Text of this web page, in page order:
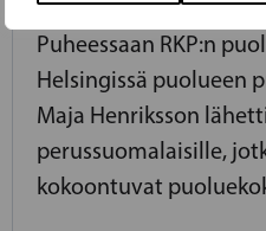
Puheessaan RKP:n
Helsingissä puolueen
Maja Henriksson
perussuomalaisille,
kokoontuvat